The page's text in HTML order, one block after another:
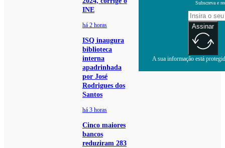
INE
há 2 horas
ISQ inaugura
biblioteca
interna
apadrinhada
por José
Rodrigues dos
Santos
há 3 horas
Cinco maiores
bancos
reduziram 283
Subscreva e
Assinar
A sua informação está